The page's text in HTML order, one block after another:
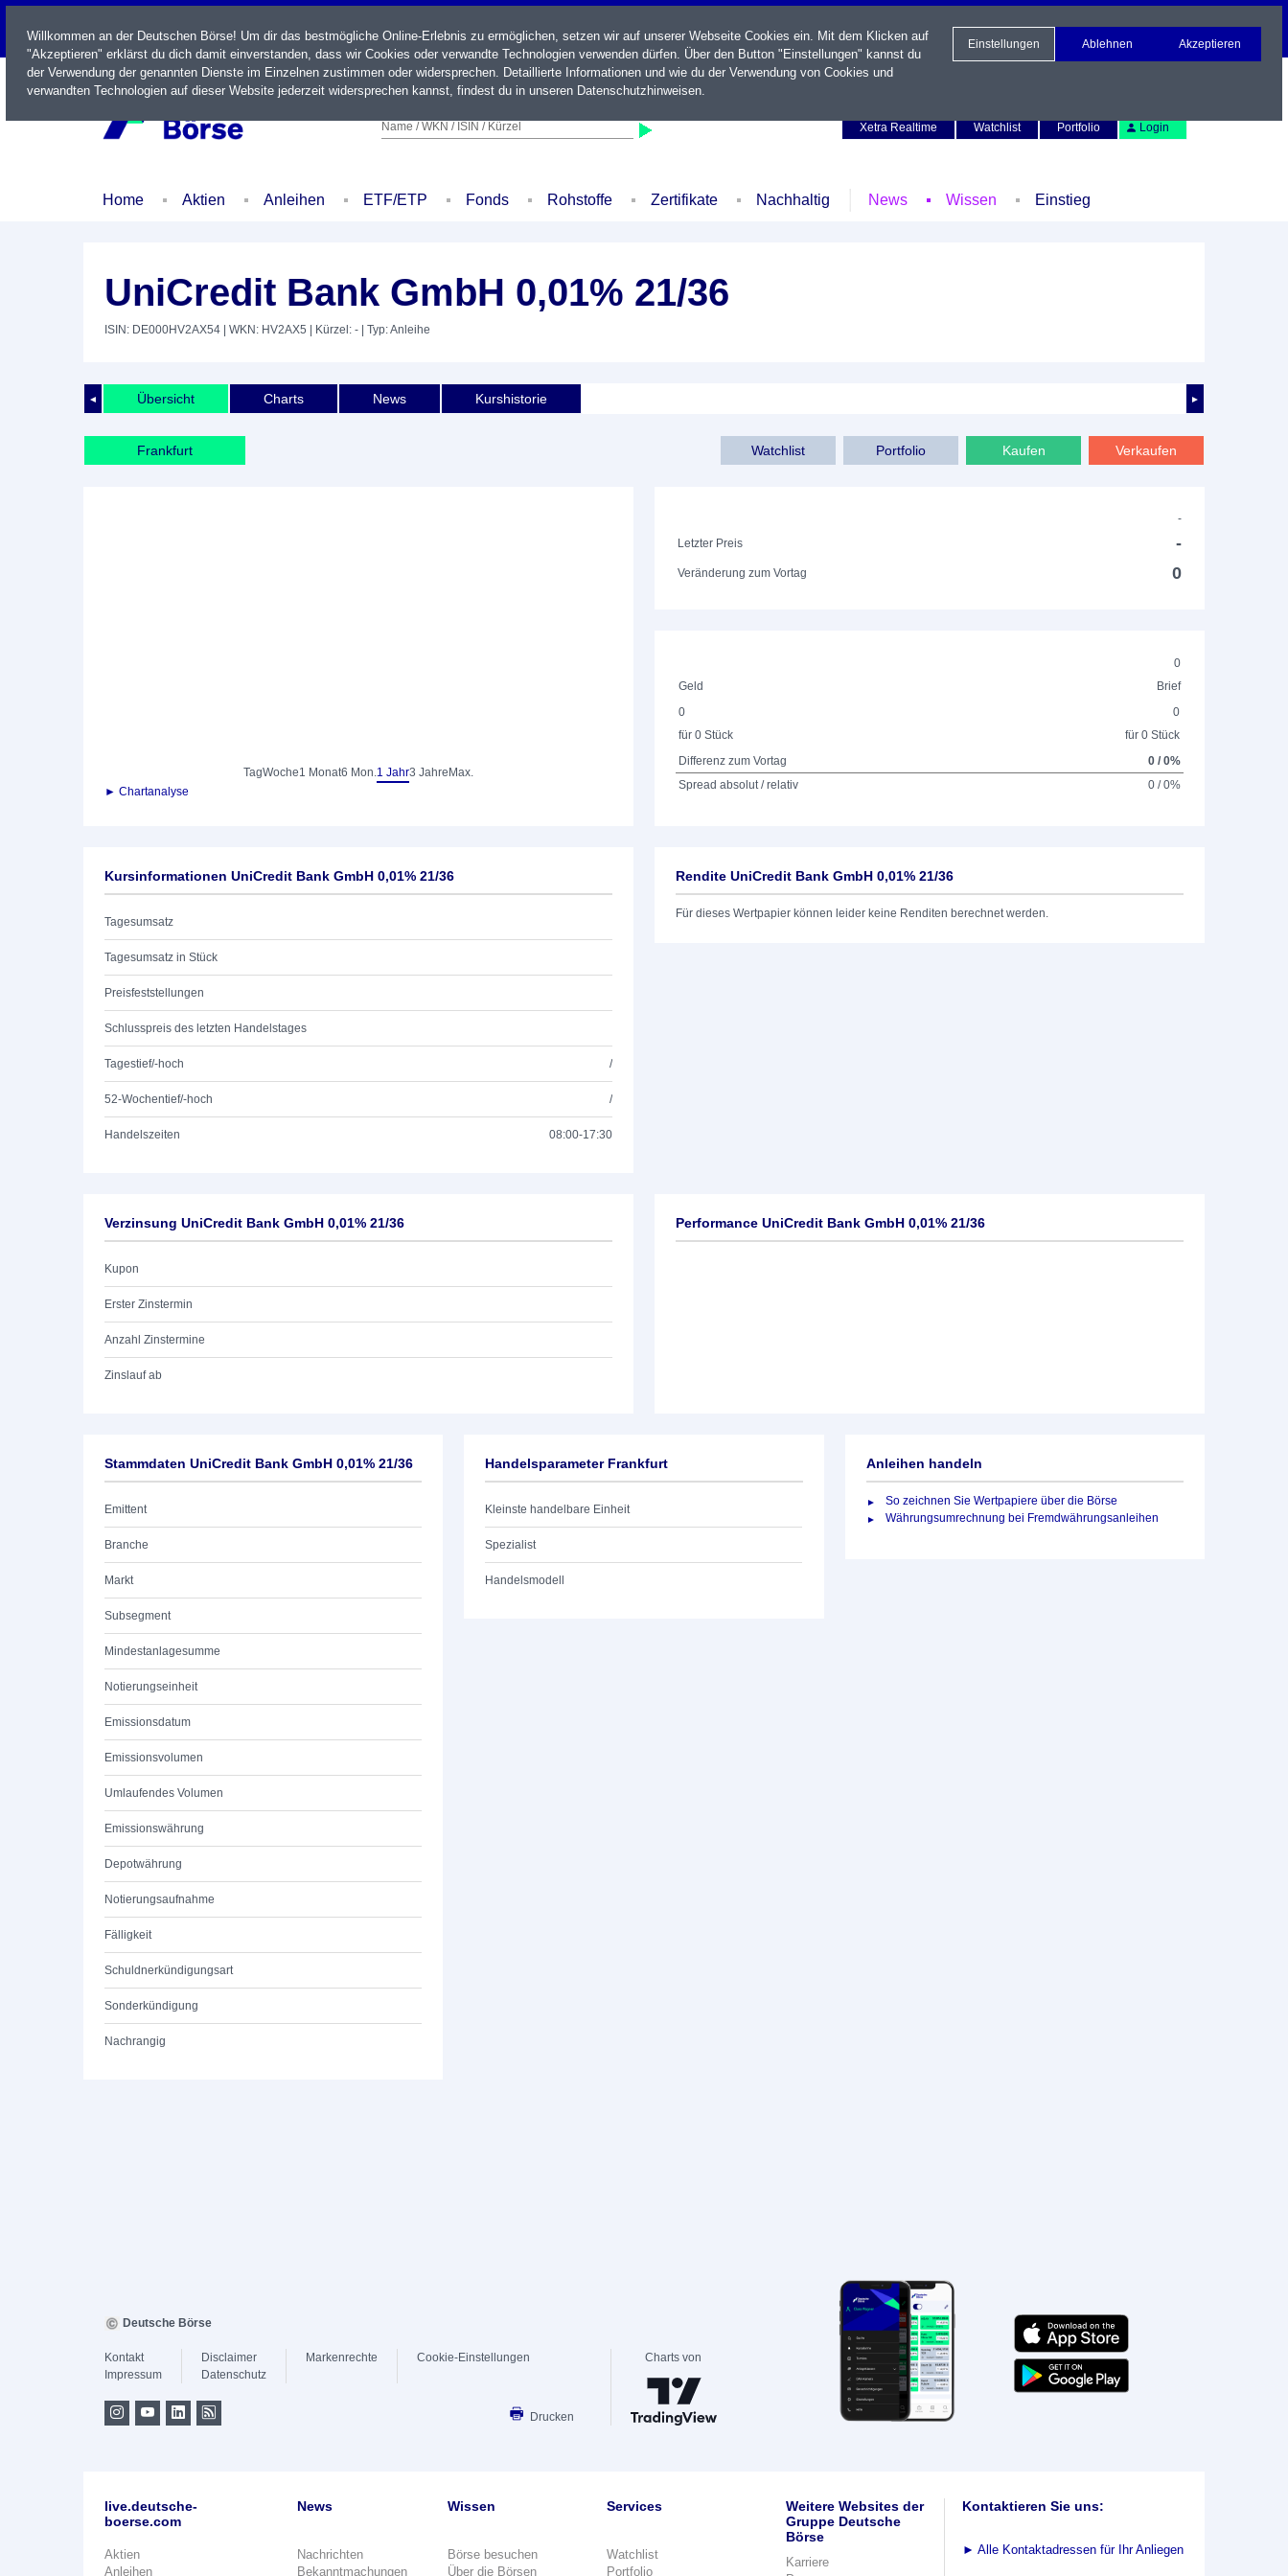
LIVE
Name / WKN / ISIN / Kürzel
Xetra Realtime
Watchlist Portfolio Login
Home Aktien Anleihen ETF/ETP Fonds Rohstoffe Zertifikate Nachhaltig News Wissen Einstieg
UniCredit Bank GmbH 0,01% 21/36
ISIN: DE000HV2AX54 | WKN: HV2AX5 | Kürzel: - | Typ: Anleihe
◄ ►
Übersicht Charts News Kurshistorie
Frankfurt Verkaufen
Kaufen
Portfolio
Watchlist
TagWoche1 Monat6 Mon.1 Jahr3 Jahre Max.
► Chartanalyse
-
Letzter Preis
-
Veränderung zum Vortag 0
0
Geld
Brief
0
für 0 Stück
0
für 0 Stück
Differenz zum Vortag
0 / 0%
Spread absolut / relativ
0 / 0%
Kursinformationen UniCredit Bank GmbH 0,01% 21/36
Tagesumsatz
Tagesumsatz in Stück
Preisfeststellungen
Schlusspreis des letzten Handelstages
Tagestief/-hoch /
52-Wochentief/-hoch /
Handelszeiten 08:00-17:30
Rendite UniCredit Bank GmbH 0,01% 21/36
Für dieses Wertpapier können leider keine Renditen berechnet werden.
Verzinsung UniCredit Bank GmbH 0,01% 21/36
Kupon
Erster Zinstermin
Anzahl Zinstermine
Zinslauf ab
Performance UniCredit Bank GmbH 0,01% 21/36
Stammdaten UniCredit Bank GmbH 0,01% 21/36
Emittent
Branche
Markt
Subsegment
Mindestanlagesumme
Notierungseinheit
Emissionsdatum
Emissionsvolumen
Umlaufendes Volumen
Emissionswährung
Depotwährung
Notierungsaufnahme
Fälligkeit
Schuldnerkündigungsart
Sonderkündigung
Nachrangig
Handelsparameter Frankfurt
Kleinste handelbare Einheit
Spezialist
Handelsmodell
Anleihen handeln
So zeichnen Sie Wertpapiere über die Börse
Währungsumrechnung bei Fremdwährungsanleihen
Willkommen an der Deutschen Börse! Um dir das bestmögliche Online-Erlebnis zu ermöglichen, setzen wir auf unserer Webseite Cookies ein. Mit dem Klicken auf
"Akzeptieren" erklärst du dich damit einverstanden, dass wir Cookies oder verwandte Technologien verwenden dürfen. Über den Button "Einstellungen" kannst du
der Verwendung der genannten Dienste im Einzelnen zustimmen oder widersprechen. Detaillierte Informationen und wie du der Verwendung von Cookies und
verwandten Technologien auf dieser Website jederzeit widersprechen kannst, findest du in unseren Datenschutzhinweisen.
Einstellungen Ablehnen Akzeptieren
Deutsche Börse
Kontakt
Impressum
Disclaimer
Datenschutz
Markenrechte Cookie-Einstellungen
Drucken
Charts von
live.deutsche-
boerse.com
Aktien
Anleihen
News
Nachrichten
Bekanntmachungen
Wissen
Börse besuchen
Über die Börsen
Services
Watchlist
Portfolio
Weitere Websites der
Gruppe Deutsche
Börse
Karriere
Kontaktieren Sie uns:
► Alle Kontaktadressen für Ihr Anliegen